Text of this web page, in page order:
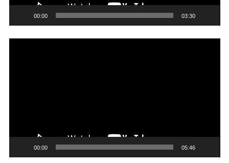
00:00 03:30
00:00 05:46